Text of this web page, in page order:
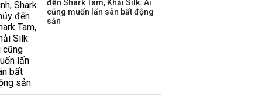
Thị trường thường
đến Shark Tam, Khải Silk: Ai
cũng muốn lấn sân bất động
sản